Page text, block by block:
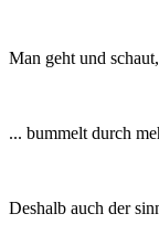
Man geht und
... bummelt durch
Deshalb auch der